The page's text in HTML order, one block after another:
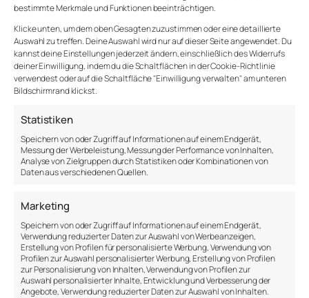
bestimmte Merkmale und Funktionen beeinträchtigen.
Klicke unten, um dem oben Gesagten zuzustimmen oder eine detaillierte
Auswahl zu treffen. Deine Auswahl wird nur auf dieser Seite angewendet. Du
kannst deine Einstellungen jederzeit ändern, einschließlich des Widerrufs
deiner Einwilligung, indem du die Schaltflächen in der Cookie-Richtlinie
verwendest oder auf die Schaltfläche "Einwilligung verwalten" am unteren
Bildschirmrand klickst.
Statistiken
Speichern von oder Zugriff auf Informationen auf einem Endgerät,
Messung der Werbeleistung, Messung der Performance von Inhalten,
Analyse von Zielgruppen durch Statistiken oder Kombinationen von
Daten aus verschiedenen Quellen.
Marketing
Speichern von oder Zugriff auf Informationen auf einem Endgerät,
Verwendung reduzierter Daten zur Auswahl von Werbeanzeigen,
Erstellung von Profilen für personalisierte Werbung, Verwendung von
Profilen zur Auswahl personalisierter Werbung, Erstellung von Profilen
zur Personalisierung von Inhalten, Verwendung von Profilen zur
Auswahl personalisierter Inhalte, Entwicklung und Verbesserung der
Angebote, Verwendung reduzierter Daten zur Auswahl von Inhalten.
dann überhaupt machen?
Mach es trotzdem. Mach es, wie Anne
Lamott empfiehlt: „Embrace your shitty first
draft“. Mach den ersten Entwurf, egal wie
schlecht er wird. Gönn dir einen ersten
shitty Schritt. Das ist okay. Nutze ihn, um
einen etwas besseren zweiten Versuch zu
machen. Ob es nun um das Schreiben geht
(worüber Anne schreibt), um einen Pitch,
Vortrag oder ein neues Hobby. Erlaube dir
den ersten shitty Schritt zu machen und
trickse deinen Perfektionismus aus.